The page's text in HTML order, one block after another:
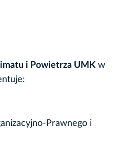
i Powietrza UMKw
Prawnego i